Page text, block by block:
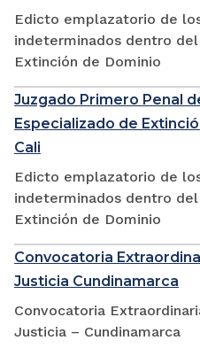
Edicto emplazatorio de
indeterminados dentro
Extinción de Dominio
Juzgado Primero Penal
Especializado de
Cali
Edicto emplazatorio de
indeterminados dentro
Extinción de Dominio
Convocatoria
Justicia Cundinamarca
Convocatoria
Justicia – Cundinamarca